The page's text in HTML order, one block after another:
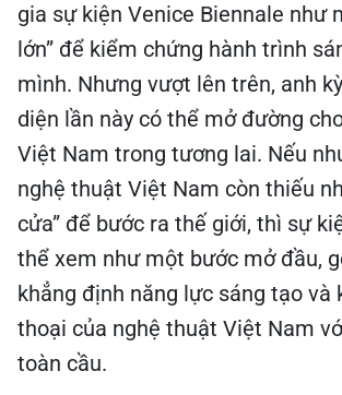
gia sự kiện Venice Biennale như
lớn” để kiểm chứng hành trình
mình. Nhưng vượt lên trên, anh
diện lần này có thể mở đường
Việt Nam trong tương lai. Nếu
nghệ thuật Việt Nam còn thiếu
cửa” để bước ra thế giới, thì sự
thể xem như một bước mở đầu,
khẳng định năng lực sáng tạo và
thoại của nghệ thuật Việt Nam
toàn cầu.